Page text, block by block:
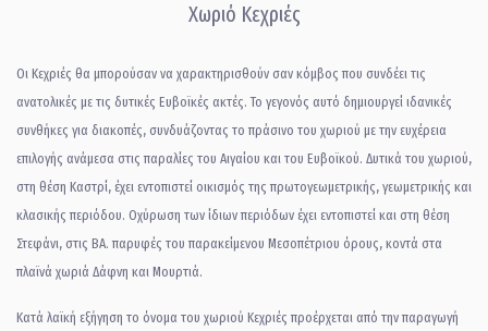
Χωριό Κεχριές
Οι Κεχριές θα μπορούσαν να χαρακτηρισθούν σαν κόμβος που συνδέει τις
ανατολικές με τις δυτικές Ευβοϊκές ακτές. Το γεγονός αυτό δημιουργεί ιδανικές
συνθήκες για διακοπές, συνδυάζοντας το πράσινο του χωριού με την ευχέρεια
επιλογής ανάμεσα στις παραλίες του Αιγαίου και του Ευβοϊκού. Δυτικά του χωριού,
στη θέση Καστρί, έχει εντοπιστεί οικισμός της πρωτογεωμετρικής, γεωμετρικής και
κλασικής περιόδου. Οχύρωση των ίδιων περιόδων έχει εντοπιστεί και στη θέση
Στεφάνι, στις ΒΑ. παρυφές του παρακείμενου Μεσοπέτριου όρους, κοντά στα
πλαϊνά χωριά Δάφνη και Μουρτιά.
Κατά λαϊκή εξήγηση το όνομα του χωριού Κεχριές προέρχεται από την παραγωγή